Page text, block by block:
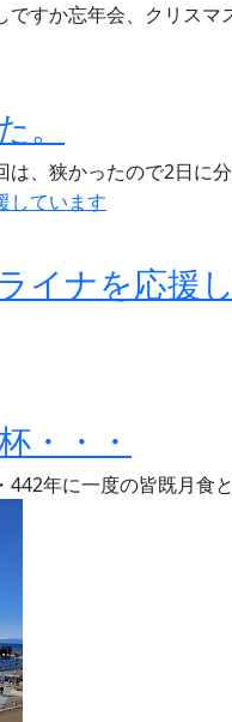
ですか忘年会、クリス
。
は、狭かったので2日に
イナを応援
・・・
442年に一度の皆既月